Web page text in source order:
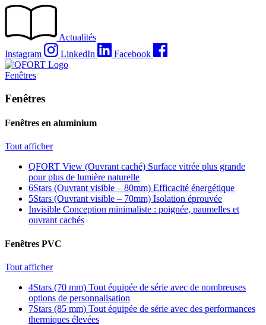
Passer
Actualités
Instagram
LinkedIn Facebook
Fenêtres
Fenêtres
Fenêtres en aluminium
Tout afficher
QFORT View (Ouvrant caché) Surface vitrée plus grande
pour plus de lumière naturelle
6Stars (Ouvrant visible – 80mm) Efficacité énergétique
5Stars (Ouvrant visible – 70mm) Isolation éprouvée
Invisible Conception minimaliste : poignée, paumelles et
ouvrant cachés
Fenêtres PVC
Tout afficher
4Stars (70 mm) Tout équipée de série avec de nombreuses
options de personnalisation
7Stars (85 mm) Tout équipée de série avec des performances
thermiques élevées